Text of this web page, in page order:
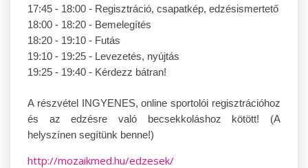
17:45 - 18:00 - Regisztráció, csapatkép, edzésismertető
18:00 - 18:20 - Bemelegítés
18:20 - 19:10 - Futás
19:10 - 19:25 - Levezetés, nyújtás
19:25 - 19:40 - Kérdezz bátran!
A részvétel INGYENES, online sportolói regisztrációhoz
és az edzésre való becsekkoláshoz kötött! (A
helyszínen segítünk benne!)
http://mozaikmed.hu/edzesek/